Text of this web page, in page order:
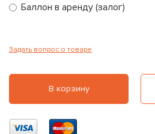
Баллон в аренду (залог)
Задать вопрос о товаре
В корзину